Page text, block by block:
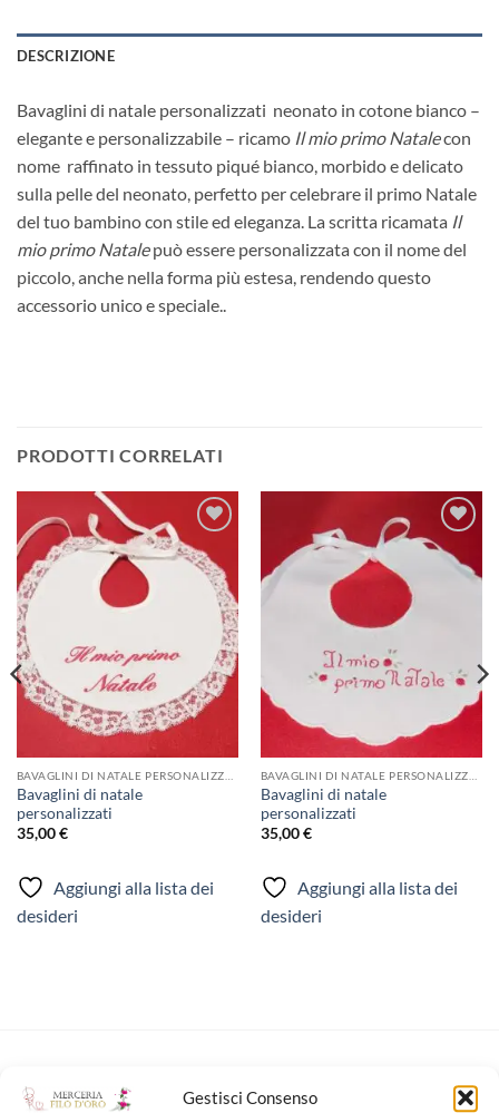
Gestisci Consenso
DESCRIZIONE
Bavaglini di natale personalizzati neonato in cotone bianco –
elegante e personalizzabile – ricamo Il mio primo Natalecon
nome raffinato in tessuto piqué bianco, morbido e delicato
sulla pelle del neonato, perfetto per celebrare il primo Natale
del tuo bambino con stile ed eleganza. La scritta ricamata Il
mio primo Natalepuò essere personalizzata con il nome del
piccolo, anche nella forma più estesa, rendendo questo
accessorio unico e speciale..
PRODOTTI CORRELATI
Aggiungi
alla lista
dei
desideri
Bavaglini di natale
personalizzati
35,00€
Aggiungi alla lista dei
desideri
Aggiungi
alla lista
Bavaglini di natale
personalizzati
35,00€
Aggiungi alla lista dei
desideri